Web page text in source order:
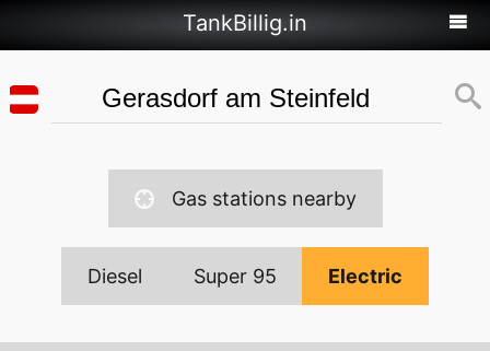
TankBillig.in
Gas stations nearby
Diesel Super 95 Electric